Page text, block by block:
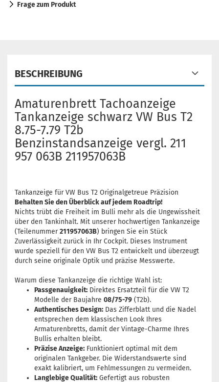
Frage zum Produkt
BESCHREIBUNG
Amaturenbrett Tachoanzeige
Tankanzeige schwarz VW Bus T2
8.75-7.79 T2b
Benzinstandsanzeige vergl. 211
957 063B 211957063B
Tankanzeige für VW Bus T2 Originalgetreue Präzision
Behalten Sie den Überblick auf jedem Roadtrip!
Nichts trübt die Freiheit im Bulli mehr als die Ungewissheit
über den Tankinhalt. Mit unserer hochwertigen Tankanzeige
(Teilenummer211957063B) bringen Sie ein Stück
Zuverlässigkeit zurück in Ihr Cockpit. Dieses Instrument
wurde speziell für den VW Bus T2 entwickelt und überzeugt
durch seine originale Optik und präzise Messwerte.
Warum diese Tankanzeige die richtige Wahl ist:
Passgenauigkeit: Direktes Ersatzteil für die VW T2
Modelle der Baujahre 08/75-79 (T2b).
Authentisches Design: Das Zifferblatt und die Nadel
entsprechen dem klassischen Look Ihres
Armaturenbretts, damit der Vintage-Charme Ihres
Bullis erhalten bleibt.
Präzise Anzeige: Funktioniert optimal mit dem
originalen Tankgeber. Die Widerstandswerte sind
exakt kalibriert, um Fehlmessungen zu vermeiden.
Langlebige Qualität: Gefertigt aus robusten